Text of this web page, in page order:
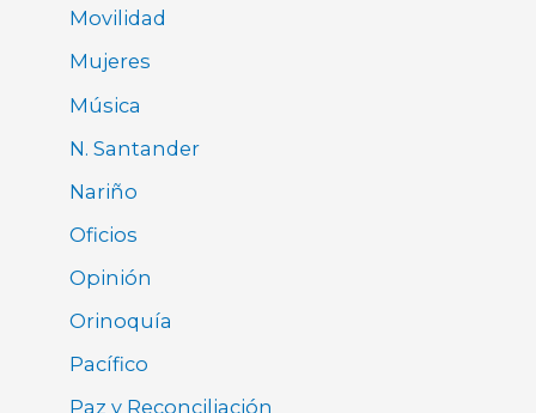
Movilidad
Mujeres
Música
N. Santander
Nariño
Oficios
Opinión
Orinoquía
Pacífico
Paz y Reconciliación